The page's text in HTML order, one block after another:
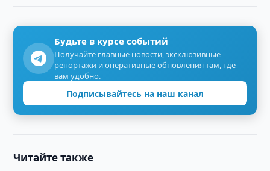
Будьте в курсе событий
Получайте главные новости, эксклюзивные
репортажи и оперативные обновления там, где
вам удобно.
Подписывайтесь на наш канал
Читайте также